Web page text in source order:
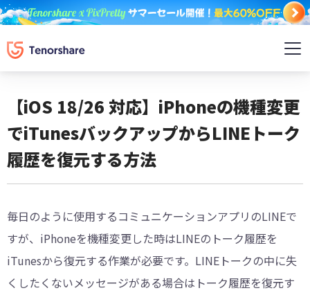
【iOS 18/26 対応】iPhoneの機種変更
でiTunesバックアップからLINEトーク
履歴を復元する方法
毎日のように使用するコミュニケーションアプリのLINEで
すが、iPhoneを機種変更した時はLINEのトーク履歴を
iTunesから復元する作業が必要です。LINEトークの中に失
くしたくないメッセージがある場合はトーク履歴を復元す